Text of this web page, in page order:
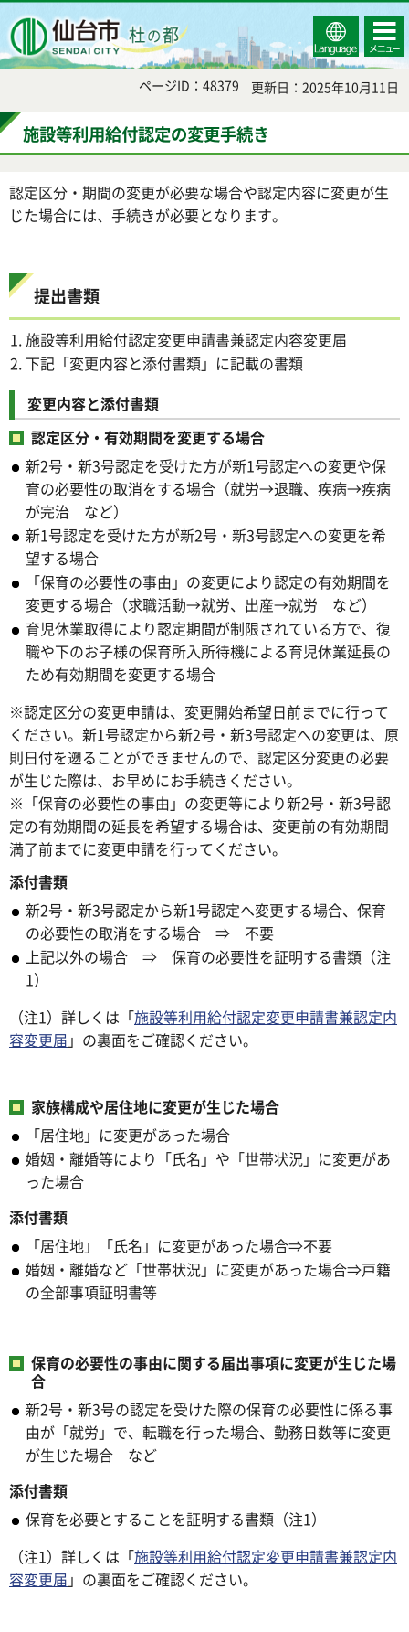
Select
Language
コンテ
ンツメ
ニュー
ページID：48379 更新日：2025年10月11日
施設等利用給付認定の変更手続き
認定区分・期間の変更が必要な場合や認定内容に変更が生
じた場合には、手続きが必要となります。
提出書類
施設等利用給付認定変更申請書兼認定内容変更届
下記「変更内容と添付書類」に記載の書類
変更内容と添付書類
認定区分・有効期間を変更する場合
新2号・新3号認定を受けた方が新1号認定への変更や保
育の必要性の取消をする場合（就労→退職、疾病→疾病
が完治 など）
新1号認定を受けた方が新2号・新3号認定への変更を希
望する場合
「保育の必要性の事由」の変更により認定の有効期間を
変更する場合（求職活動→就労、出産→就労 など）
育児休業取得により認定期間が制限されている方で、復
職や下のお子様の保育所入所待機による育児休業延長の
ため有効期間を変更する場合
※認定区分の変更申請は、変更開始希望日前までに行って
ください。新1号認定から新2号・新3号認定への変更は、原
則日付を遡ることができませんので、認定区分変更の必要
が生じた際は、お早めにお手続きください。
※「保育の必要性の事由」の変更等により新2号・新3号認
定の有効期間の延長を希望する場合は、変更前の有効期間
満了前までに変更申請を行ってください。
添付書類
新2号・新3号認定から新1号認定へ変更する場合、保育
の必要性の取消をする場合 ⇒ 不要
上記以外の場合 ⇒ 保育の必要性を証明する書類（注
1）
（注1）詳しくは「施設等利用給付認定変更申請書兼認定内
容変更届 」の裏面をご確認ください。
家族構成や居住地に変更が生じた場合
「居住地」に変更があった場合
婚姻・離婚等により「氏名」や「世帯状況」に変更があ
った場合
添付書類
「居住地」「氏名」に変更があった場合⇒不要
婚姻・離婚など「世帯状況」に変更があった場合⇒戸籍
の全部事項証明書等
保育の必要性の事由に関する届出事項に変更が生じた場
合
新2号・新3号の認定を受けた際の保育の必要性に係る事
由が「就労」で、転職を行った場合、勤務日数等に変更
が生じた場合 など
添付書類
保育を必要とすることを証明する書類（注1）
（注1）詳しくは「施設等利用給付認定変更申請書兼認定内
容変更届 」の裏面をご確認ください。